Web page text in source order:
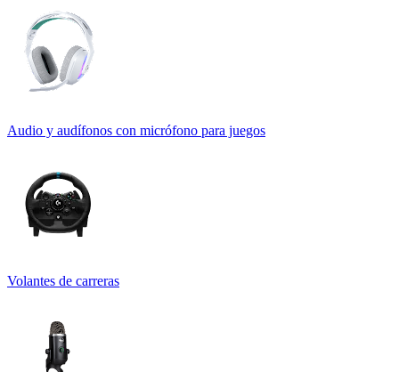
Audio y audífonos con micrófono para juegos
Volantes de carreras